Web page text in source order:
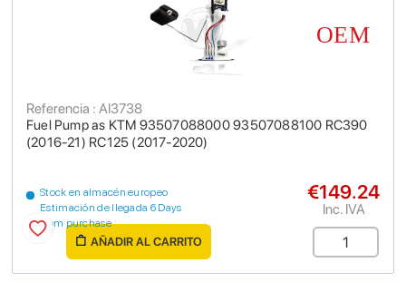
Fuel Pump as KTM 93507088000 93507088100 RC390
(2016-21) RC125 (2017-2020)
Referencia : AI3738
Stock en almacén europeo
Estimación de llegada 6 Days
from purchase
€149.24
Inc. IVA
AÑADIR AL CARRITO